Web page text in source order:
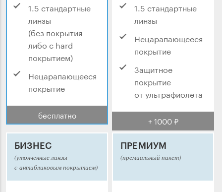
1.5 стандартные
линзы
(без покрытия
либо с hard
покрытием)
Нецарапающееся
покрытие
бесплатно
1.5 стандартные
линзы
Нецарапающееся
покрытие
Защитное
покрытие
от ультрафиолета
+ 1000 ₽
БИЗНЕС
(утонченные линзы
с антибликовым покрытием)
ПРЕМИУМ
(премиальный пакет)